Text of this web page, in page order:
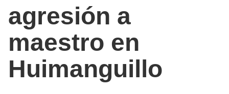
agresión a
maestro en
Huimanguillo